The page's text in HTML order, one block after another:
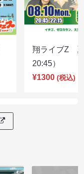
翔ライブZ
20:45）
¥1300 (税込)